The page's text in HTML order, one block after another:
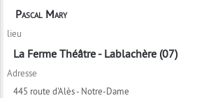
Pascal Mary
lieu
La Ferme Théâtre - Lablachère (07)
Adresse
445 route d'Alès - Notre-Dame